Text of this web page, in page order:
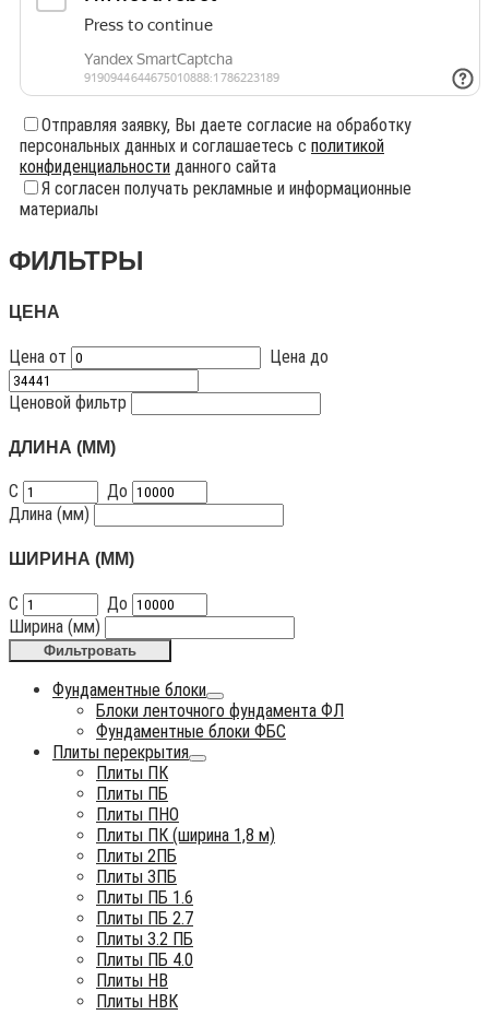
Отправляя заявку, Вы даете согласие на обработку
персональных данных и соглашаетесь с политикой
конфиденциальности данного сайта
Я согласен получать рекламные и информационные
материалы
ФИЛЬТРЫ
ЦЕНА
Цена от Цена до
Ценовой фильтр
ДЛИНА (ММ)
С
До
Длина (мм)
ШИРИНА (ММ)
С
До
Ширина (мм)
Фильтровать
Фундаментные блоки
Блоки ленточного фундамента ФЛ
Фундаментные блоки ФБС
Плиты перекрытия
Плиты ПК
Плиты ПБ
Плиты ПНО
Плиты ПК (ширина 1,8 м)
Плиты 2ПБ
Плиты 3ПБ
Плиты ПБ 1.6
Плиты ПБ 2.7
Плиты 3.2 ПБ
Плиты ПБ 4.0
Плиты НВ
Плиты НВК